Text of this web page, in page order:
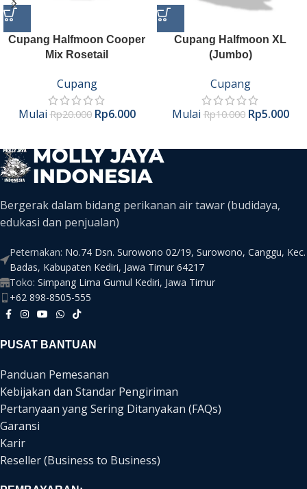
Cupang Halfmoon Cooper
Mix Rosetail
Cupang
MulaiRp20.000 Rp6.000
Cupang Halfmoon XL
(Jumbo)
Cupang
MulaiRp10.000 Rp5.000
Bergerak dalam bidang perikanan air tawar (budidaya,
edukasi dan penjualan)
Peternakan: No.74 Dsn. Surowono 02/19, Surowono, Canggu, Kec.
Badas, Kabupaten Kediri, Jawa Timur 64217
Toko: Simpang Lima Gumul Kediri, Jawa Timur
+62 898-8505-555
PUSAT BANTUAN
Panduan Pemesanan
Kebijakan dan Standar Pengiriman
Pertanyaan yang Sering Ditanyakan (FAQs)
Garansi
Karir
Reseller (Business to Business)